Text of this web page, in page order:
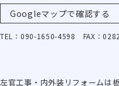
Googleマップで確認する
TEL：090-1650-4598 FAX：
左官工事・内外装リフォームは